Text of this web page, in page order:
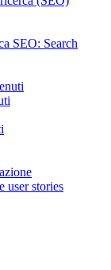
SEO: Search
user stories